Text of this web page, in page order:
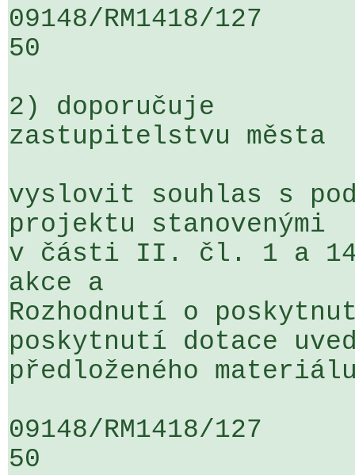
09148/RM1418/
50
2) doporučuje
zastupitelstvu města
vyslovit souhlas s
projektu stanovenými
v části II. čl. 1 a 14
akce a
Rozhodnutí o
poskytnutí dotace
předloženého
09148/RM1418/
50